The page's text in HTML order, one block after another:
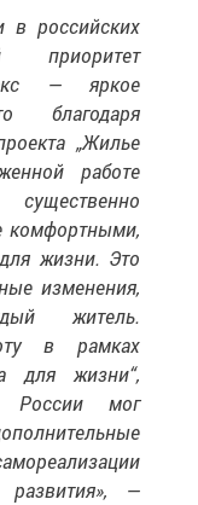
в российских
— яркое
благодаря
„Жилье
работе
комфортными,
жизни. Это
изменения,
житель.
в рамках
для жизни“,
мог
—